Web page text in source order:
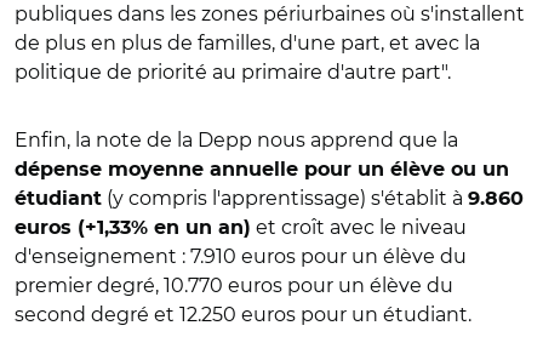
publiques dans les zones périurbaines où s'installent
de plus en plus de familles, d'une part, et avec la
politique de priorité au primaire d'autre part".
Enfin, la note de la Depp nous apprend que la
dépense moyenne annuelle pour un élève ou un
étudiant (y compris l'apprentissage) s'établit à 9.860
euros (+1,33% en un an) et croît avec le niveau
d'enseignement : 7.910 euros pour un élève du
premier degré, 10.770 euros pour un élève du
second degré et 12.250 euros pour un étudiant.